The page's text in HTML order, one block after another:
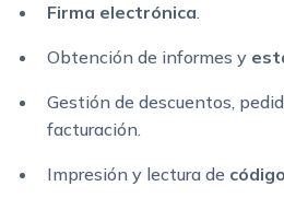
Firma electrónica.
Obtención de informes y
Gestión de descuentos,
facturación.
Impresión y lectura de